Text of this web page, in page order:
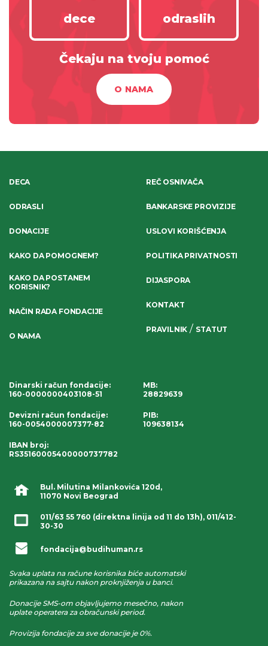
dece odraslih
Čekaju na tvoju pomoć
O NAMA
Bul. Milutina Milankovića 120d,
11070 Novi Beograd
011/63 55 760 (direktna linija od 11 do 13h), 011/412-
30-30
fondacija@budihuman.rs
Svaka uplata na račune korisnika biće automatski
prikazana na sajtu nakon proknjiženja u banci.
Donacije SMS-om objavljujemo mesečno, nakon
uplate operatera za obračunski period.
Provizija fondacije za sve donacije je 0%.
DECA
ODRASLI
DONACIJE
KAKO DA POMOGNEM?
KAKO DA POSTANEM
KORISNIK?
NAČIN RADA FONDACIJE
O NAMA
REČ OSNIVAČA
BANKARSKE PROVIZIJE
USLOVI KORIŠĆENJA
POLITIKA PRIVATNOSTI
DIJASPORA
KONTAKT
PRAVILNIK / STATUT
Dinarski račun fondacije:
160-0000000403108-51
Devizni račun fondacije:
160-0054000007377-82
IBAN broj:
RS35160005400000737782
MB:
28829639
PIB:
109638134